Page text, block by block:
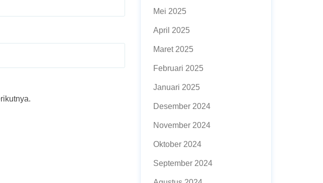
Mei 2025
April 2025
Maret 2025
Februari 2025
Januari 2025
Desember 2024
November 2024
Oktober 2024
September 2024